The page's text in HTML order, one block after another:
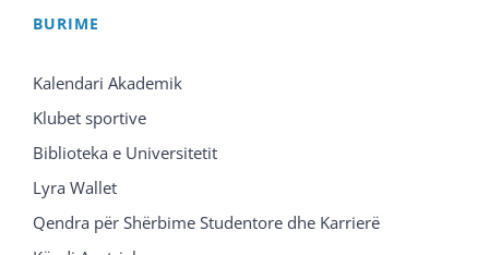
BURIME
Kalendari Akademik
Klubet sportive
Biblioteka e Universitetit
Lyra Wallet
Qendra për Shërbime Studentore dhe Karrierë